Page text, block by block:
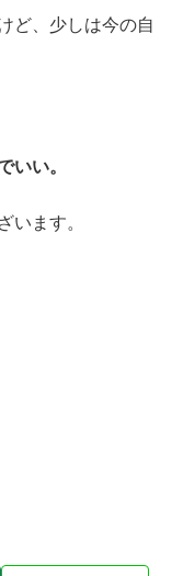
ど、少しは今の自
いい。
います。